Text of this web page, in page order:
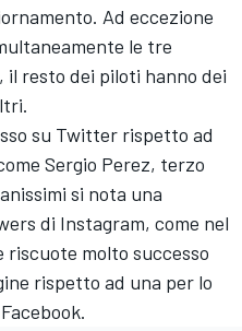
Ad eccezione
le tre
resto dei piloti hanno dei
su Twitter rispetto ad
Sergio Perez, terzo
si nota una
di Instagram, come nel
riscuote molto successo
rispetto ad una per lo